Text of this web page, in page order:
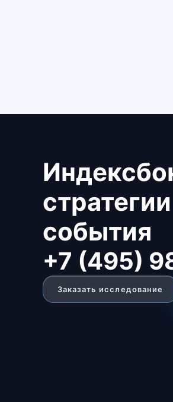
события
+7 (495)
Заказать исследование